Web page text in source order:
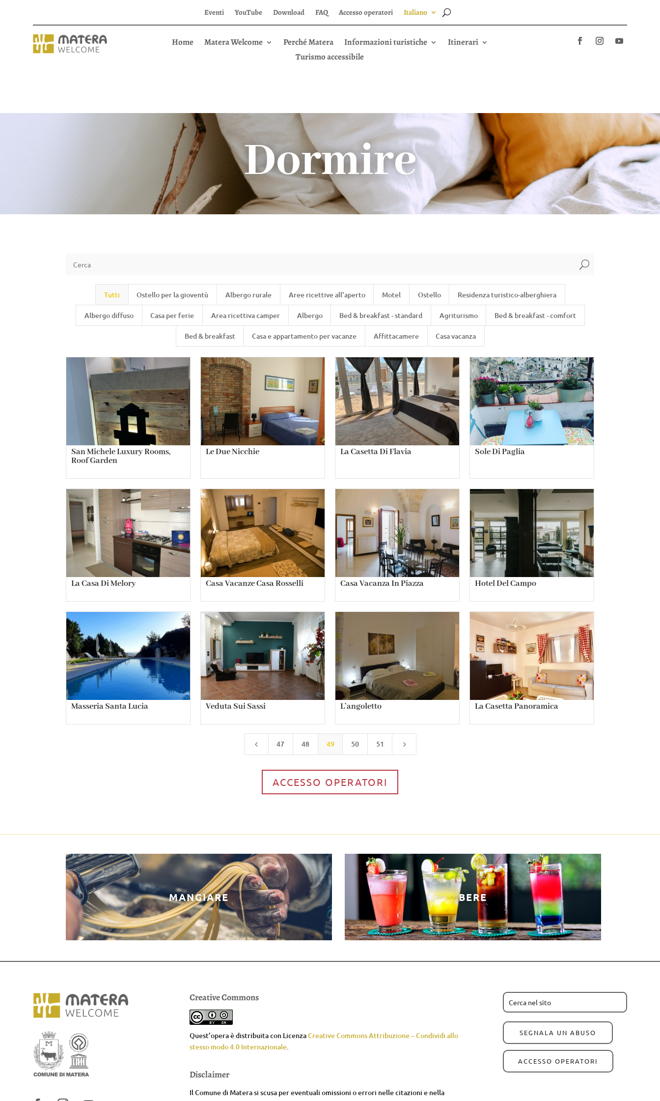
Eventi YouTube Download FAQ Accesso operatori Italiano
Home Matera Welcome Perché Matera Informazioni turistiche
Itinerari
Turismo accessibile
Dormire
U
Tutti Ostello per la gioventù Albergo rurale Aree ricettive all'aperto Motel Ostello Residenza turistico-alberghiera
Albergo diffuso Casa per ferie Area ricettiva camper Albergo Bed & breakfast - standard Agriturismo Bed & breakfast - comfort
Bed & breakfast Casa e appartamento per vacanze Affittacamere Casa vacanza
San Michele Luxury Rooms,
Roof Garden
Le Due Nicchie La Casetta Di Flavia Sole Di Paglia
La Casa Di Melory Casa Vacanze Casa Rosselli Casa Vacanza In Piazza Hotel Del Campo
Masseria Santa Lucia Veduta Sui Sassi L’angoletto La Casetta Panoramica
4 47 48 49 50 51 5
ACCESSO OPERATORI
MANGIARE BERE
Creative Commons
Quest’opera è distribuita con LicenzaCreative Commons Attribuzione – Condividi allo
stesso modo 4.0 Internazionale.
Disclaimer
Il Comune di Matera si scusa per eventuali omissioni o errori nelle citazioni e nella
SEGNALA UN ABUSO
ACCESSO OPERATORI